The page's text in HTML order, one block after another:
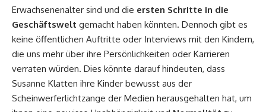
Erwachsenenalter sind und die ersten Schritte in die
Geschäftswelt gemacht haben könnten. Dennoch gibt es
keine öffentlichen Auftritte oder Interviews mit den Kindern,
die uns mehr über ihre Persönlichkeiten oder Karrieren
verraten würden. Dies könnte darauf hindeuten, dass
Susanne Klatten ihre Kinder bewusst aus der
Scheinwerferlichtzange der Medien herausgehalten hat, um